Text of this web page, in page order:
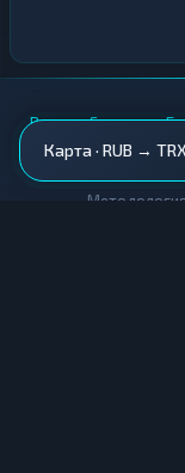
Карта · RUB → TRX
Вики • Города •